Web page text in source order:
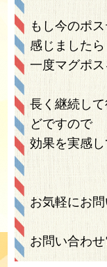
もし今のポ
感じましたら
一度マグポス
長く継続し
どですので
効果を実感し
お気軽にお問
お問い合わ